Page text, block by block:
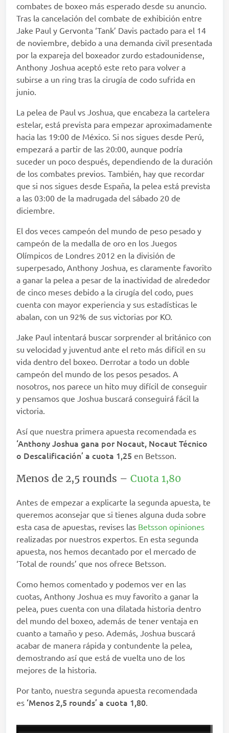
combates de boxeo más esperado desde su anuncio.
Tras la cancelación del combate de exhibición entre
Jake Paul y Gervonta ‘Tank’ Davis pactado para el 14
de noviembre, debido a una demanda civil presentada
por la expareja del boxeador zurdo estadounidense,
Anthony Joshua aceptó este reto para volver a
subirse a un ring tras la cirugía de codo sufrida en
junio.
La pelea de Paul vs Joshua, que encabeza la cartelera
estelar, está prevista para empezar aproximadamente
hacia las 19:00 de México. Si nos sigues desde Perú,
empezará a partir de las 20:00, aunque podría
suceder un poco después, dependiendo de la duración
de los combates previos. También, hay que recordar
que si nos sigues desde España, la pelea está prevista
a las 03:00 de la madrugada del sábado 20 de
diciembre.
El dos veces campeón del mundo de peso pesado y
campeón de la medalla de oro en los Juegos
Olímpicos de Londres 2012 en la división de
superpesado, Anthony Joshua, es claramente favorito
a ganar la pelea a pesar de la inactividad de alrededor
de cinco meses debido a la cirugía del codo, pues
cuenta con mayor experiencia y sus estadísticas le
abalan, con un 92% de sus victorias por KO.
Jake Paul intentará buscar sorprender al británico con
su velocidad y juventud ante el reto más difícil en su
vida dentro del boxeo. Derrotar a todo un doble
campeón del mundo de los pesos pesados. A
nosotros, nos parece un hito muy difícil de conseguir
y pensamos que Joshua buscará conseguirá fácil la
victoria.
Así que nuestra primera apuesta recomendada es
‘Anthony Joshua gana por Nocaut, Nocaut Técnico
o Descalificación’ a cuota 1,25 en Betsson.
Menos de 2,5 rounds – Cuota 1,80
Antes de empezar a explicarte la segunda apuesta, te
queremos aconsejar que si tienes alguna duda sobre
esta casa de apuestas, revises las Betsson opiniones
realizadas por nuestros expertos. En esta segunda
apuesta, nos hemos decantado por el mercado de
‘Total de rounds’ que nos ofrece Betsson.
Como hemos comentado y podemos ver en las
cuotas, Anthony Joshua es muy favorito a ganar la
pelea, pues cuenta con una dilatada historia dentro
del mundo del boxeo, además de tener ventaja en
cuanto a tamaño y peso. Además, Joshua buscará
acabar de manera rápida y contundente la pelea,
demostrando así que está de vuelta uno de los
mejores de la historia.
Por tanto, nuestra segunda apuesta recomendada
es ‘Menos 2,5 rounds’ a cuota 1,80